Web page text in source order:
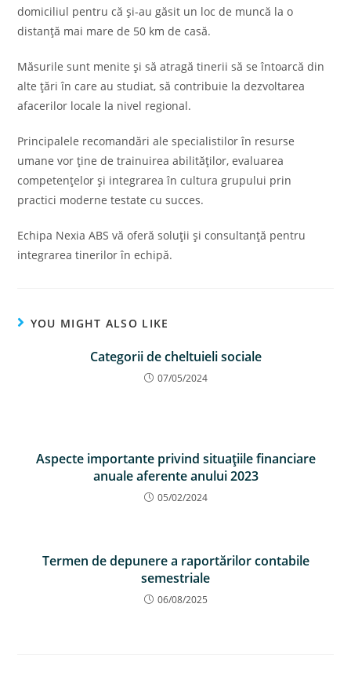
domiciliul pentru că şi-au găsit un loc de muncă la o
distanţă mai mare de 50 km de casă.
Măsurile sunt menite şi să atragă tinerii să se întoarcă din
alte țări în care au studiat, să contribuie la dezvoltarea
afacerilor locale la nivel regional.
Principalele recomandări ale specialistilor în resurse
umane vor ţine de trainuirea abilităţilor, evaluarea
competenţelor şi integrarea în cultura grupului prin
practici moderne testate cu succes.
Echipa Nexia ABS vă oferă soluţii şi consultanţă pentru
integrarea tinerilor în echipă.
YOU MIGHT ALSO LIKE
Categorii de cheltuieli sociale
07/05/2024
Aspecte importante privind situaţiile financiare
anuale aferente anului 2023
05/02/2024
Termen de depunere a raportărilor contabile
semestriale
06/08/2025